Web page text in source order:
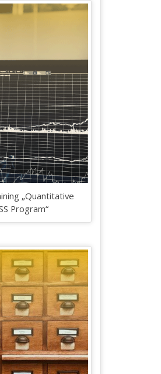
„Quantitative
Program“